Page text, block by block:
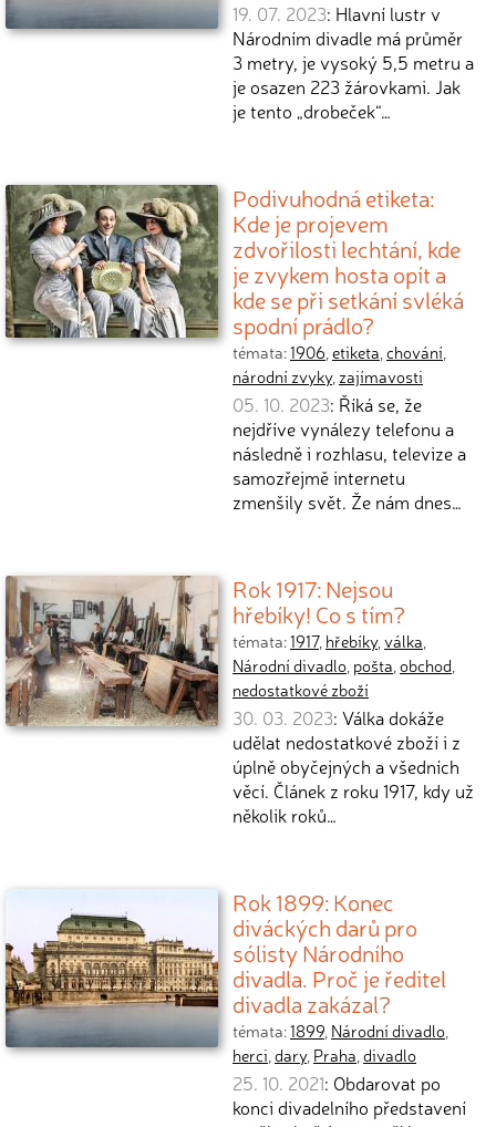
19. 07. 2023: Hlavní lustr v
Národním divadle má průměr
3 metry, je vysoký 5,5 metru a
je osazen 223 žárovkami. Jak
je tento „drobeček“…
Podivuhodná etiketa:
Kde je projevem
zdvořilosti lechtání, kde
je zvykem hosta opít a
kde se při setkání svléká
spodní prádlo?
témata:1906,etiketa,chování,
národní zvyky, zajímavosti
05. 10. 2023: Říká se, že
nejdříve vynálezy telefonu a
následně i rozhlasu, televize a
samozřejmě internetu
zmenšily svět. Že nám dnes…
Rok 1917: Nejsou
hřebíky! Co s tím?
témata:1917, hřebíky,válka,
Národní divadlo, pošta,obchod,
nedostatkové zboží
30. 03. 2023: Válka dokáže
udělat nedostatkové zboží i z
úplně obyčejných a všedních
věcí. Článek z roku 1917, kdy už
několik roků…
Rok 1899: Konec
diváckých darů pro
sólisty Národního
divadla. Proč je ředitel
divadla zakázal?
témata:1899, Národní divadlo,
herci,dary, Praha,divadlo
25. 10. 2021: Obdarovat po
konci divadelního představení